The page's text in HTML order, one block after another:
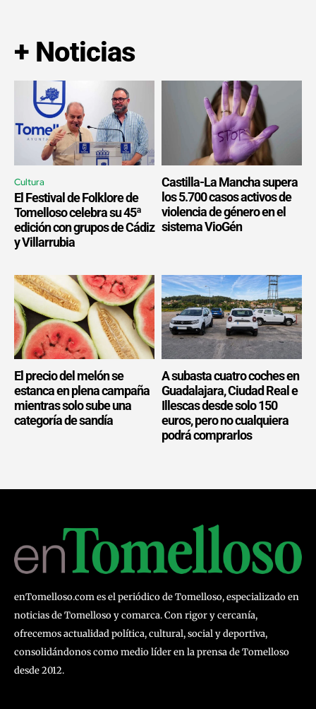
+ Noticias
Cultura
El Festival de Folklore de
Tomelloso celebra su 45ª
edición con grupos de Cádiz
y Villarrubia
Castilla-La Mancha supera
los 5.700 casos activos de
violencia de género en el
sistema VioGén
El precio del melón se
estanca en plena campaña
mientras solo sube una
categoría de sandía
A subasta cuatro coches en
Guadalajara, Ciudad Real e
Illescas desde solo 150
euros, pero no cualquiera
podrá comprarlos
enTomelloso.com es el periódico de Tomelloso, especializado en
noticias de Tomelloso y comarca. Con rigor y cercanía,
ofrecemos actualidad política, cultural, social y deportiva,
consolidándonos como medio líder en la prensa de Tomelloso
desde 2012.